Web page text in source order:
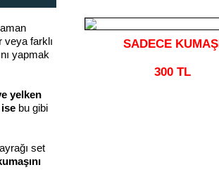
veya farklı
yapmak
yelken
bu gibi
set
SADECE KUMAŞI
300 TL